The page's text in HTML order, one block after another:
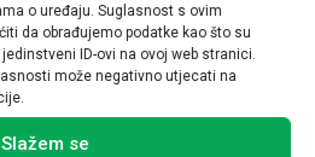
o uređaju. Suglasnost s ovim
da obrađujemo podatke kao što su
ID-ovi na ovoj web stranici.
može negativno utjecati na
Slažem se